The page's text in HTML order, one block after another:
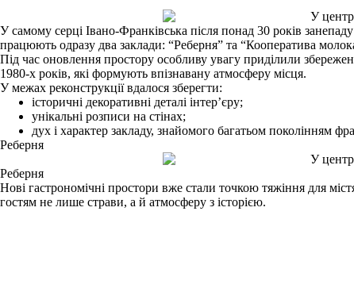
У самому серці Івано-Франківська після понад 30 років
працюють одразу два заклади: “Реберня” та “Кооператива
Під час оновлення простору особливу увагу приділили
1980-х років, які формують впізнавану атмосферу місця.
У межах реконструкції вдалося зберегти:
історичні декоративні деталі інтер’єру;
унікальні розписи на стінах;
дух і характер закладу, знайомого багатьом поколінням
Реберня
Реберня
Нові гастрономічні простори вже стали точкою тяжіння для
гостям не лише страви, а й атмосферу з історією.